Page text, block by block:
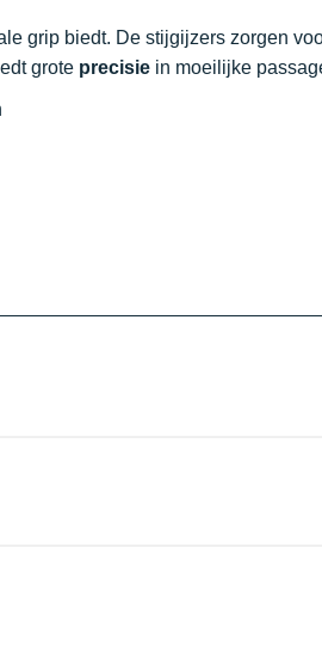
grip biedt. De stijgijzers zorgen
grote precisie in moeilijke